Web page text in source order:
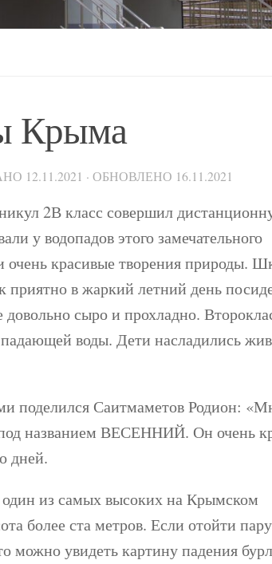
Крыма
12.11.2021 · ОБНОВЛЕНО 16.11.2021
2В класс совершил
у водопадов этого замечательного
очень красивые творения природы.
приятно в жаркий летний день
довольно сыро и прохладно.
воды. Дети насладились
поделился Саитмаметов Родион:
названием ВЕСЕННИЙ. Он очень
дней.
из самых высоких на Крымском
более ста метров. Если отойти
можно увидеть картину падения